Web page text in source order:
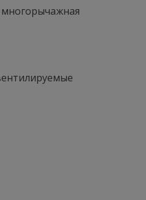
многорычажная